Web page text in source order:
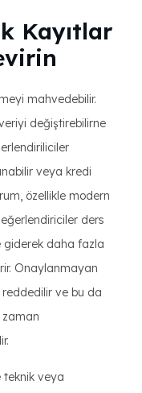
Kayıtlar
mahvedebilir.
değiştirebilirne
veya kredi
özellikle modern
ders
giderek daha fazla
Onaylanmayan
reddedilir ve bu da
zaman
teknik veya